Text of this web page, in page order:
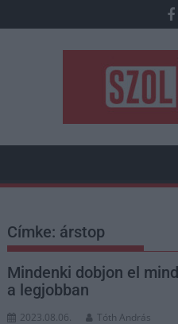
to
Címke: árstop
Mindenki dobjon el
a legjobban
2023.08.06. Tóth András